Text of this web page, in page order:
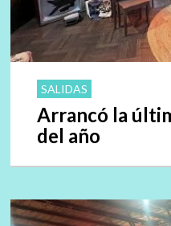
SALIDAS
Arrancó la
del año